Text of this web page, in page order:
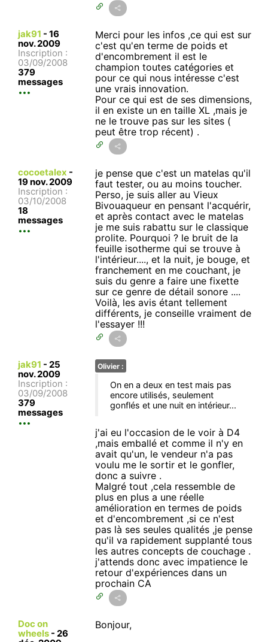
jak91 - 16
nov. 2009
Inscription :
03/09/2008
379
messages
Merci pour les infos ,ce qui est sur
c'est qu'en terme de poids et
d'encombrement il est le
champion toutes catégories et
pour ce qui nous intéresse c'est
une vrais innovation.
Pour ce qui est de ses dimensions,
il en existe un en taille XL ,mais je
ne le trouve pas sur les sites (
peut être trop récent) .
cocoetalex -
19 nov. 2009
Inscription :
03/10/2008
18
messages
je pense que c'est un matelas qu'il
faut tester, ou au moins toucher.
Perso, je suis aller au Vieux
Bivouaqueur en pensant l'acquérir,
et après contact avec le matelas
je me suis rabattu sur le classique
prolite. Pourquoi ? le bruit de la
feuille isotherme qui se trouve à
l'intérieur...., et la nuit, je bouge, et
franchement en me couchant, je
suis du genre a faire une fixette
sur ce genre de détail sonore ....
Voilà, les avis étant tellement
différents, je conseille vraiment de
l'essayer !!!
jak91 - 25
nov. 2009
Inscription :
03/09/2008
379
messages
Olivier :
On en a deux en test mais pas
encore utilisés, seulement
gonflés et une nuit en intérieur...
j'ai eu l'occasion de le voir à D4
,mais emballé et comme il n'y en
avait qu'un, le vendeur n'a pas
voulu me le sortir et le gonfler,
donc a suivre .
Malgré tout ,cela ressemble de
plus en plus a une réelle
amélioration en termes de poids
et d'encombrement ,si ce n'est
pas là ses seules qualités ,je pense
qu'il va rapidement supplanté tous
les autres concepts de couchage .
j'attends donc avec impatience le
retour d'expériences dans un
prochain CA
Doc on
wheels - 26
Bonjour,